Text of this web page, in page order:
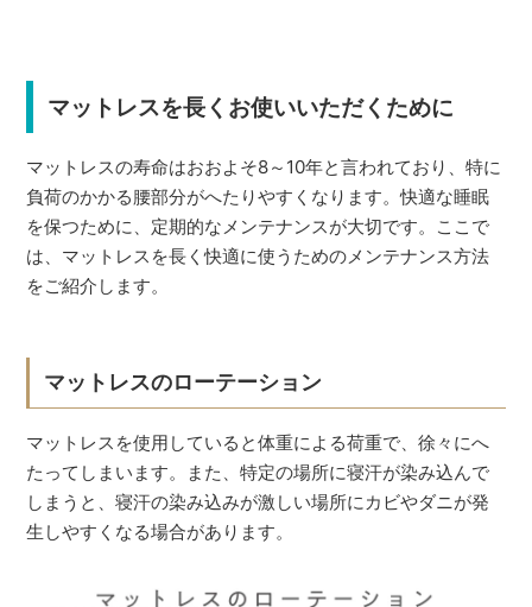
マットレスを長くお使いいただくために
マットレスの寿命はおおよそ8～10年と言われており、特に
負荷のかかる腰部分がへたりやすくなります。快適な睡眠
を保つために、定期的なメンテナンスが大切です。ここで
は、マットレスを長く快適に使うためのメンテナンス方法
をご紹介します。
マットレスのローテーション
マットレスを使用していると体重による荷重で、徐々にへ
たってしまいます。また、特定の場所に寝汗が染み込んで
しまうと、寝汗の染み込みが激しい場所にカビやダニが発
生しやすくなる場合があります。